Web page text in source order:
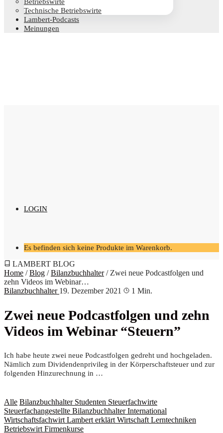
Tech­ni­sche Betriebswirte
Lam­­bert-Pod­­casts
Mei­nun­gen
LOGIN
Es befinden sich keine Produkte im Warenkorb.
LAMBERT BLOG
Home /Blog /Bilanzbuchhalter/ Zwei neue Pod­cast­fol­gen und
zehn Vide­os im Web­i­nar…
Bilanzbuchhalter 19. Dezember 2021 1 Min.
Zwei neue Pod­cast­fol­gen und zehn
Vide­os im Web­i­nar “Steu­ern”
Ich habe heu­te zwei neue Pod­cast­fol­gen gedreht und hoch­ge­la­den.
Näm­lich zum Divi­den­den­pri­vi­leg in der Kör­per­schaft­steu­er und zur
fol­gen­den Hin­zu­rech­nung in …
Alle Bilanzbuchhalter Studenten Steuerfachwirte
Steuerfachangestellte Bilanzbuchhalter International
Wirtschaftsfachwirt Lambert erklärt Wirtschaft Lerntechniken
Betriebswirt Firmenkurse